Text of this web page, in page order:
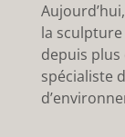
la
depuis plus
spécialiste